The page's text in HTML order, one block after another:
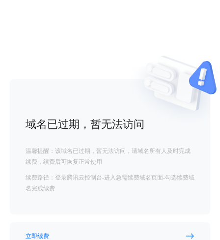
域名已过期，暂无法访问
温馨提醒：该域名已过期，暂无法访问，请域名所有人及时完成
续费，续费后可恢复正常使用
续费路径：登录腾讯云控制台-进入急需续费域名页面-勾选续费域
名完成续费
立即续费